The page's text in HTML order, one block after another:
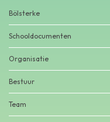
Bölsterke
Schooldocumenten
Organisatie
Bestuur
Team